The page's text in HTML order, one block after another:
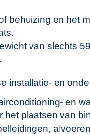
behuizing en het
van slechts
installatie- en
en
plaatsen van